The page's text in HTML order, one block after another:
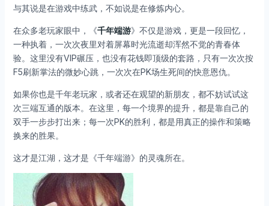
与其说是在游戏中练武，不如说是在修炼内心。
在众多老玩家眼中，《千年端游》不仅是游戏，更是一段回忆，
一种执着，一次次夜里对着屏幕时光流逝却浑然不觉的青春体
验。这里没有VIP碾压，也没有花钱即顶级的套路，只有一次次按
F5刷新掌法的微妙心跳，一次次在PK场生死间的快意恩仇。
如果你也是千年老玩家，或者还在观望的新朋友，都不妨试试这
次三端互通的版本。在这里，每一个境界的提升，都是靠自己的
双手一步步打出来；每一次PK的胜利，都是用真正的操作和策略
换来的胜果。
这才是江湖，这才是《千年端游》的灵魂所在。